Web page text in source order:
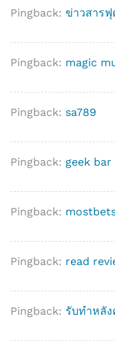
Pingback: ข่าวสารฟุ
Pingback: magic
Pingback: sa789
Pingback: geek
Pingback:
Pingback: read
Pingback: รับทำหลัง